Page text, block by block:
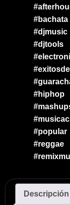
#bachata
#djmusic
#djtools
#hiphop
#popular
#reggae
Descripción